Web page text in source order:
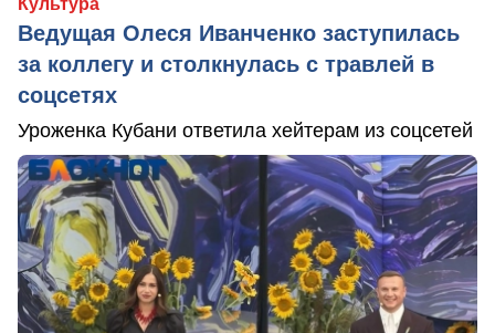
Культура
Ведущая Олеся Иванченко заступилась
за коллегу и столкнулась с травлей в
соцсетях
Уроженка Кубани ответила хейтерам из соцсетей